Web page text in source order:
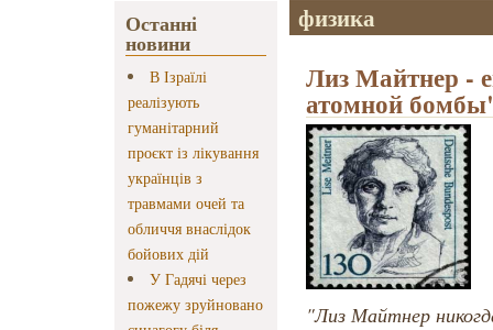
Останні
новини
В Ізраїлі
реалізують
гуманітарний
проєкт із лікування
українців з
травмами очей та
обличчя внаслідок
бойових дій
У Гадячі через
пожежу зруйновано
физика
Лиз Майтнер -
атомной
"Лиз Майтнер